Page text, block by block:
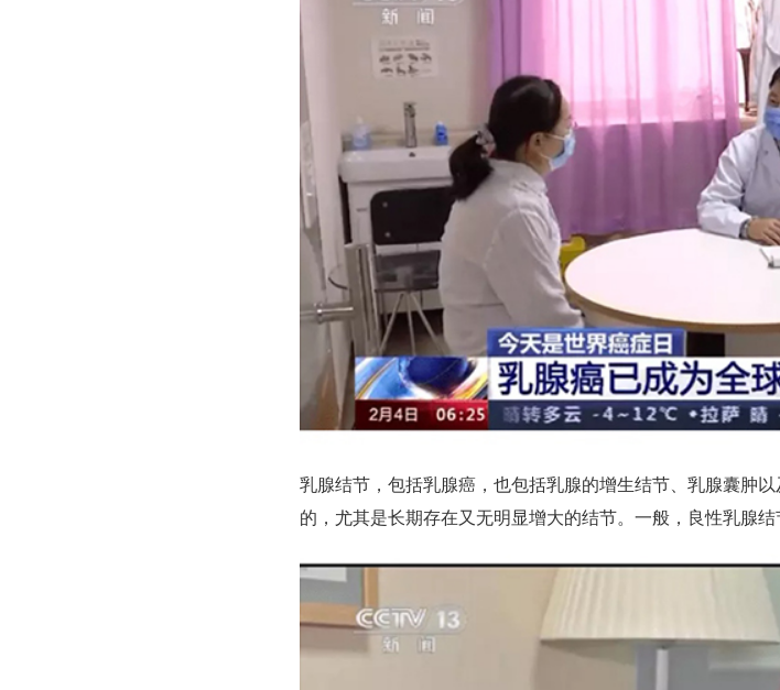
乳腺结节，包括乳腺癌，也包括乳腺的增生结节、乳腺囊肿
的，尤其是长期存在又无明显增大的结节。一般，良性乳腺结